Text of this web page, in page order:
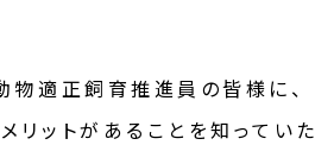
物適正飼育推進員の皆様に、
ットがあることを知ってい